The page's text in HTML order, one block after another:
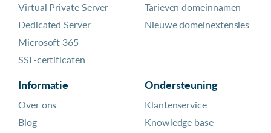
Virtual Private Server
Dedicated Server
Microsoft 365
SSL-certificaten
Tarieven domeinnamen
Nieuwe domeinextensies
Informatie
Over ons
Blog
Ondersteuning
Klantenservice
Knowledge base